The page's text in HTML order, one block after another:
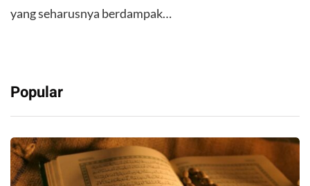
yang seharusnya berdampak…
Popular